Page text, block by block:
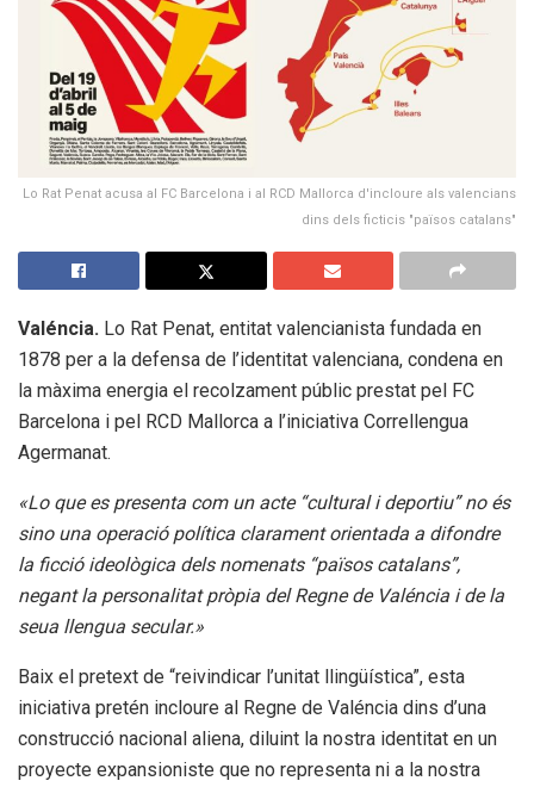
Lo Rat Penat acusa al FC Barcelona i al RCD Mallorca d'incloure als valencians
dins dels ficticis "països catalans"
Valéncia. Lo Rat Penat, entitat valencianista fundada en
1878 per a la defensa de l’identitat valenciana, condena en
la màxima energia el recolzament públic prestat pel FC
Barcelona i pel RCD Mallorca a l’iniciativa Correllengua
Agermanat.
«Lo que es presenta com un acte “cultural i deportiu” no és
sino una operació política clarament orientada a difondre
la ficció ideològica dels nomenats “països catalans”,
negant la personalitat pròpia del Regne de Valéncia i de la
seua llengua secular.»
Baix el pretext de “reivindicar l’unitat llingüística”, esta
iniciativa pretén incloure al Regne de Valéncia dins d’una
construcció nacional aliena, diluint la nostra identitat en un
proyecte expansioniste que no representa ni a la nostra